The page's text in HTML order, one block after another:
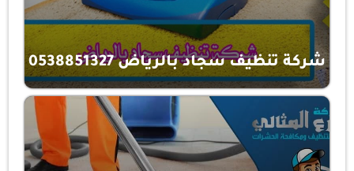
شركة تنظيف سجاد بالرياض 0538851327